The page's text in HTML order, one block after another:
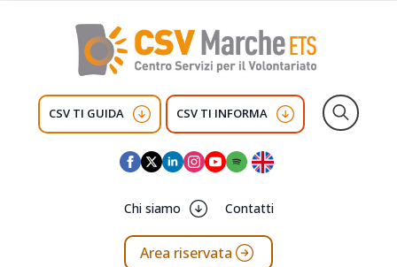
CSV TI GUIDA CSV TI INFORMA
Chi siamo Contatti
Area riservata